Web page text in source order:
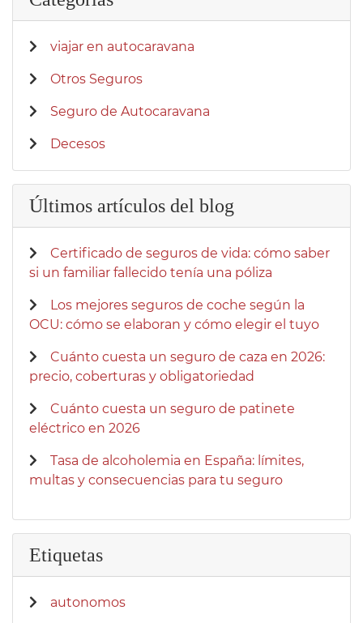
viajar en autocaravana
Otros Seguros
Seguro de Autocaravana
Decesos
Últimos artículos del blog
Certificado de seguros de vida: cómo saber
si un familiar fallecido tenía una póliza
Los mejores seguros de coche según la
OCU: cómo se elaboran y cómo elegir el tuyo
Cuánto cuesta un seguro de caza en 2026:
precio, coberturas y obligatoriedad
Cuánto cuesta un seguro de patinete
eléctrico en 2026
Tasa de alcoholemia en España: límites,
multas y consecuencias para tu seguro
Etiquetas
autonomos